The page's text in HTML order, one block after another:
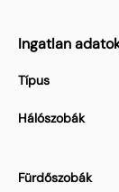
Ingatlan
Típus
Hálószobák
Fürdőszobák